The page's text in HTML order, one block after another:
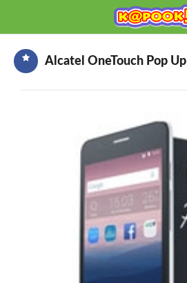
Mobile เช็กก่อนซื้อ
มือถือรุ่นใหม่
ข่าวมือถือ
HOW TO มือถือ
Alcatel OneTouch Pop Up